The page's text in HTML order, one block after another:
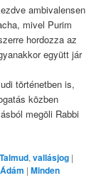
ambivalensen
mivel Purim
hordozza az
együtt jár
történetben is,
közben
megöli Rabbi
Talmud,vallásjog |
|Minden